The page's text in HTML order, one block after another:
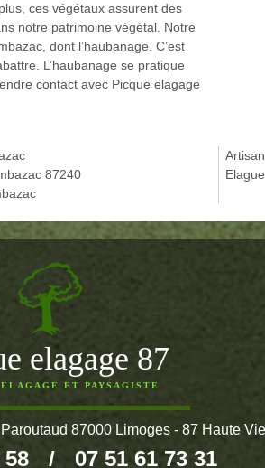
ces végétaux assurent des
notre patrimoine végétal. Notre
dont l’haubanage. C’est
L’haubanage se pratique
contact avec Picque elagage
87240
elagage 87
ET PAYSAGISTE
87000 Limoges - 87 Haute
58 / 07 51 61 73 31